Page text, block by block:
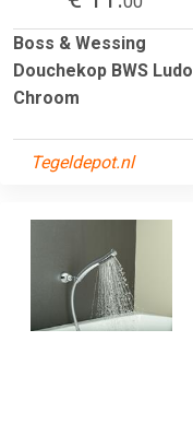
Boss & Wessing
Douchekop BWS Ludo
Chroom
Tegeldepot.nl